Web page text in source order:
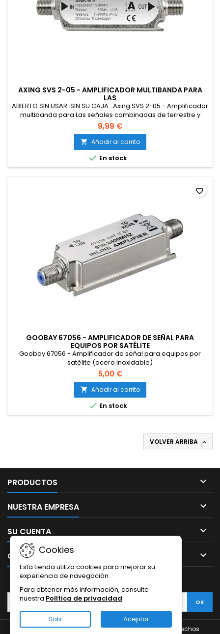
AXING SVS 2-05 - AMPLIFICADOR MULTIBANDA PARA
LAS
ABIERTO SIN USAR .SIN SU CAJA . Axing SVS 2-05 - Amplificador
multibanda para Las señales combinadas de terrestre y
satélite con Canal Retorno (15 dB, 85-2200 MHz) Color
Plateado
9,99 €
 Añadir al carrito
 En stock
GOOBAY 67056 - AMPLIFICADOR DE SEÑAL PARA
EQUIPOS POR SATÉLITE
Goobay 67056 - Amplificador de señal para equipos por
satélite (acero inoxidable)
5,00 €
 Añadir al carrito
 En stock
favorite_border
VOLVER ARRIBA 
PRODUCTOS 
NUESTRA EMPRESA 
SU CUENTA 
CONTACTO 
Cookies
Esta tienda utiliza cookies para mejorar su
experiencia de navegación.
Para obtener más información, consulte
nuestra Política de privacidad.
Salir Aceptar
BOLETÍN
© Copyright 2026 thephoneglass.com. Todos los derechos